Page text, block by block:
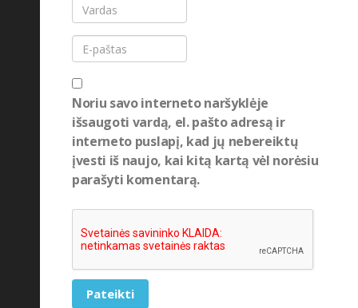
Noriu savo interneto naršyklėje
išsaugoti vardą, el. pašto adresą ir
interneto puslapį, kad jų nebereiktų
įvesti iš naujo, kai kitą kartą vėl norėsiu
parašyti komentarą.
Pateikti